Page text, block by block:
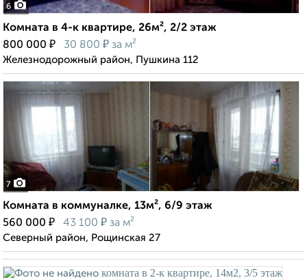
6
Комната в 4-к квартире, 26м², 2/2 этаж
800 000 ₽ 30 800 ₽ за м²
Железнодорожный район, Пушкина 112
7
Комната в коммуналке, 13м², 6/9 этаж
560 000 ₽ 43 100 ₽ за м²
Северный район, Рощинская 27